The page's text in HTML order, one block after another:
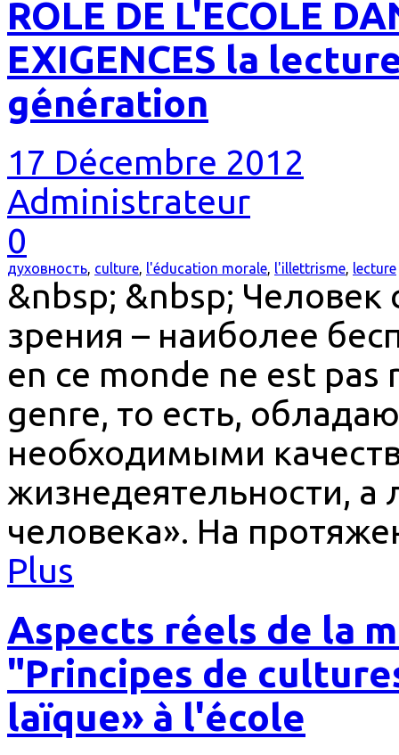
ROLE DE L'ECOLE
EXIGENCES la
génération
17 Décembre 2012
Administrateur
0
духовность, culture, l'éducation morale, l'illettrisme, lecture
&nbsp; &nbsp; Человек
зрения – наиболее
en ce monde ne est
genre, то есть,
необходимыми
жизнедеятельности,
человека». На
Plus
Aspects réels de la
"Principes de
laïque» à l'école